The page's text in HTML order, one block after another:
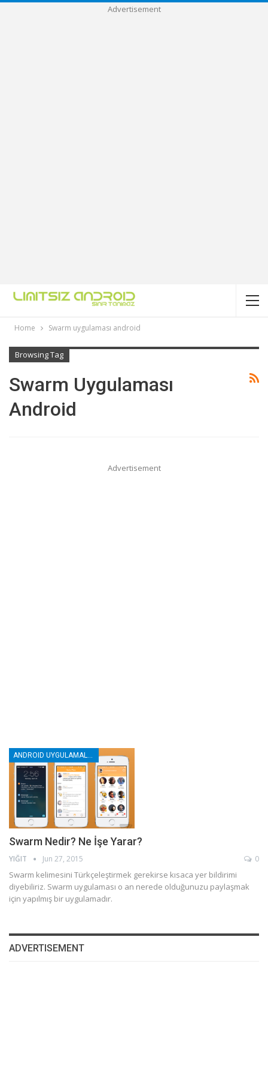
Advertisement
Home Swarm uygulaması android
Browsing Tag
Swarm Uygulaması
Android
Advertisement
Swarm Nedir? Ne İşe Yarar?
YIĞIT Jun 27, 2015 0
Swarm kelimesini Türkçeleştirmek gerekirse kısaca yer bildirimi
diyebiliriz. Swarm uygulaması o an nerede olduğunuzu paylaşmak
için yapılmış bir uygulamadır.
ADVERTISEMENT